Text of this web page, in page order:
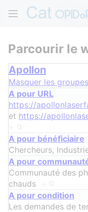
Parcourir le
Apollon
Masquer les groupes
A pour URL
https://
et https://
A pour bénéficiaire
Chercheurs,
A pour
Communauté des
chauds
A pour condition
Les demandes de